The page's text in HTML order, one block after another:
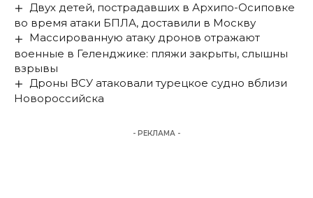
Двух детей, пострадавших в Архипо-Осиповке
во время атаки БПЛА, доставили в Москву
Массированную атаку дронов отражают
военные в Геленджике: пляжи закрыты, слышны
взрывы
Дроны ВСУ атаковали турецкое судно вблизи
Новороссийска
- РЕКЛАМА -